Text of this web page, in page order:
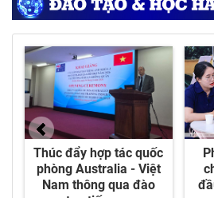
cung cấp hóa chất xử lý...
+ Bảo dưỡng, vận hành hệ
+ Sửa chữa, bảo trì công
vực khác...